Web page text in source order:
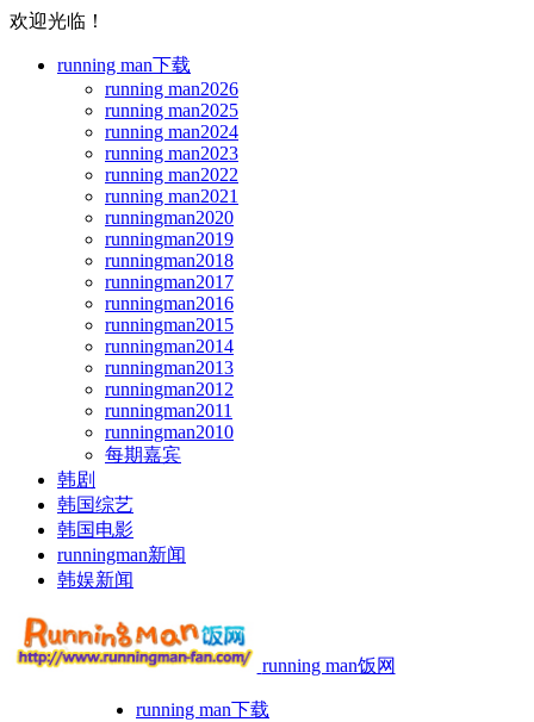
欢迎光临！
running man下载
running man2026
running man2025
running man2024
running man2023
running man2022
running man2021
runningman2020
runningman2019
runningman2018
runningman2017
runningman2016
runningman2015
runningman2014
runningman2013
runningman2012
runningman2011
runningman2010
每期嘉宾
韩剧
韩国综艺
韩国电影
runningman新闻
韩娱新闻
running man饭网
running man下载